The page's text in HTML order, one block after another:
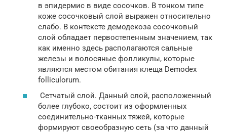
в эпидермис в виде сосочков. В тонком типе
коже сосочковый слой выражен относительно
слабо. В контексте демодекоза сосочковый
слой обладает первостепенным значением, так
как именно здесь располагаются сальные
железы и волосяные фолликулы, которые
являются местом обитания клеща Demodex
folliculorum.
Сетчатый слой. Данный слой, расположенный
более глубоко, состоит из оформленных
соединительно-тканных тяжей, которые
формируют своеобразную сеть (за что данный